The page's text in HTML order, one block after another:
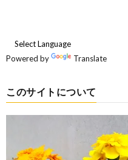
Powered by Translate
このサイトについて